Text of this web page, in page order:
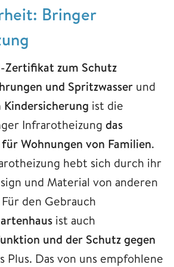
Bringer
Zertifikat zum Schutz
und Spritzwasser und
Kindersicherung ist die
Infrarotheizung das
Wohnungen von Familien.
hebt sich durch ihr
und Material von anderen
den Gebrauch
ist auch
und der Schutz gegen
Plus. Das von uns empfohlene